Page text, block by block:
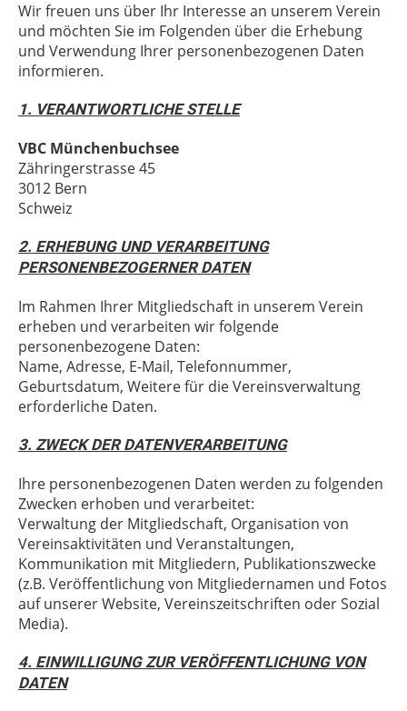
Wir freuen uns über Ihr Interesse an unserem Verein
und möchten Sie im Folgenden über die Erhebung
und Verwendung Ihrer personenbezogenen Daten
informieren.
1. VERANTWORTLICHE STELLE
VBC Münchenbuchsee
Zähringerstrasse 45
3012 Bern
Schweiz
2. ERHEBUNG UND VERARBEITUNG
PERSONENBEZOGERNER DATEN
Im Rahmen Ihrer Mitgliedschaft in unserem Verein
erheben und verarbeiten wir folgende
personenbezogene Daten:
Name, Adresse, E-Mail, Telefonnummer,
Geburtsdatum, Weitere für die Vereinsverwaltung
erforderliche Daten.
3. ZWECK DER DATENVERARBEITUNG
Ihre personenbezogenen Daten werden zu folgenden
Zwecken erhoben und verarbeitet:
Verwaltung der Mitgliedschaft, Organisation von
Vereinsaktivitäten und Veranstaltungen,
Kommunikation mit Mitgliedern, Publikationszwecke
(z.B. Veröffentlichung von Mitgliedernamen und Fotos
auf unserer Website, Vereinszeitschriften oder Sozial
Media).
4. EINWILLIGUNG ZUR VERÖFFENTLICHUNG VON
DATEN